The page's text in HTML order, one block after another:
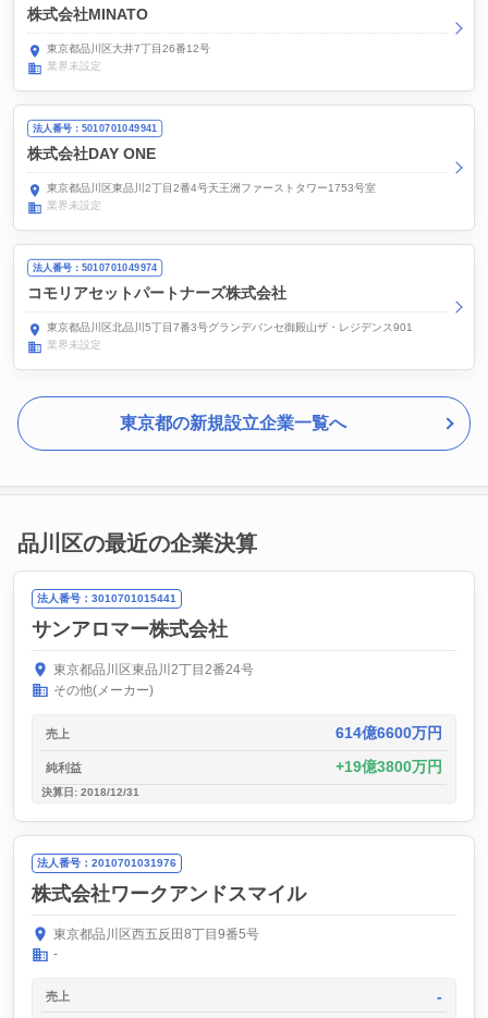
株式会社MINATO
東京都品川区大井7丁目26番12号
業界未設定
法人番号：5010701049941
株式会社DAY ONE
東京都品川区東品川2丁目2番4号天王洲ファーストタワー1753号室
業界未設定
法人番号：5010701049974
コモリアセットパートナーズ株式会社
東京都品川区北品川5丁目7番3号グランデバンセ御殿山ザ・レジデンス901
業界未設定
東京都の新規設立企業一覧へ
品川区の最近の企業決算
法人番号：3010701015441
サンアロマー株式会社
東京都品川区東品川2丁目2番24号
その他(メーカー)
売上 614億6600万円
純利益 19億3800万円
決算日: 2018/12/31
法人番号：2010701031976
株式会社ワークアンドスマイル
東京都品川区西五反田8丁目9番5号
-
売上 -